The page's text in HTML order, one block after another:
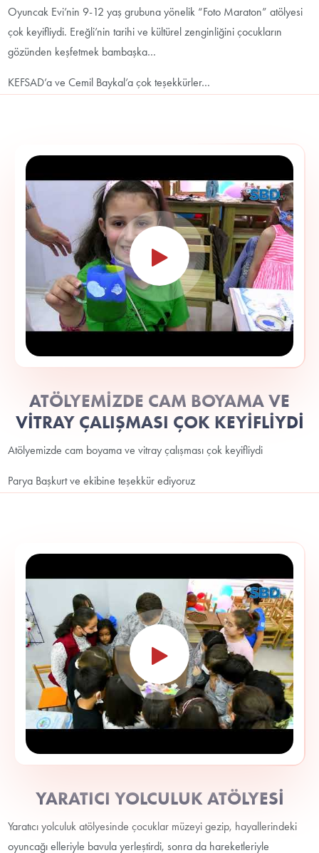
Oyuncak Evi’nin 9-12 yaş grubuna yönelik “Foto Maraton” atölyesi
çok keyifliydi. Ereğli’nin tarihi ve kültürel zenginliğini çocukların
gözünden keşfetmek bambaşka…
KEFSAD’a ve Cemil Baykal’a çok teşekkürler…
ATÖLYEMİZDE CAM BOYAMA VE
VİTRAY ÇALIŞMASI ÇOK KEYİFLİYDİ
Atölyemizde cam boyama ve vitray çalışması çok keyifliydi
Parya Başkurt ve ekibine teşekkür ediyoruz
YARATICI YOLCULUK ATÖLYESİ
Yaratıcı yolculuk atölyesinde çocuklar müzeyi gezip, hayallerindeki
oyuncağı elleriyle bavula yerleştirdi, sonra da hareketleriyle